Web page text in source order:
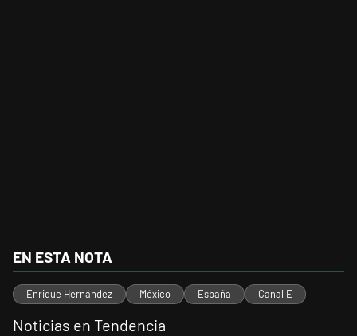
EN ESTA NOTA
Enrique Hernández México España Canal E
Noticias en Tendencia